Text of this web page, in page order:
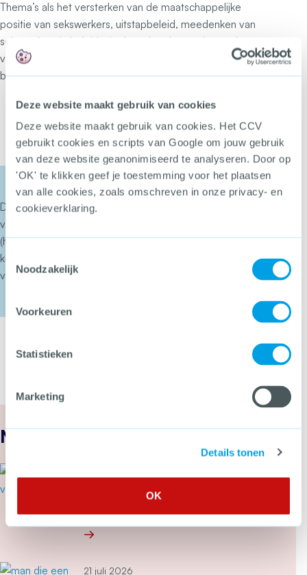
Deze website maakt gebruik van cookies
Deze website maakt gebruik van cookies. Het CCV
gebruikt cookies en scripts van Google om jouw gebruik
van deze website geanonimiseerd te analyseren. Door op
'OK' te klikken geef je toestemming voor het plaatsen
van alle cookies, zoals omschreven in onze privacy- en
cookieverklaring.
Noodzakelijk
Voorkeuren
Statistieken
Marketing
Details tonen
OK
Thema’s als het versterken van de maatschappelijke
positie van sekswerkers, uitstapbeleid, meedenken van
sekswerkers in beleid, niet brandmerken en het verbeteren
van arbeidsmarktpositie komen relatief weinig in het
beleid voor.
Bron wodc.nl:Wat zijn de effecten van de
verschillende soorten prostitutiebeleid? enDe
Nederlandse seksbranche in 2020/2021
Deze fasering voor het ontwikkelen van prostitutiebeleid
van het Centrum voor Criminaliteitspreventie en Veiligheid
(het CCV) is een hulpmiddel voor gemeenten en
ketenpartners bij het ontwikkelen, invoeren en verbeteren
van lokaalprostitutiebeleid
Nieuws
augustus van kracht: wat kun je
nu doen?
21 juli 2026